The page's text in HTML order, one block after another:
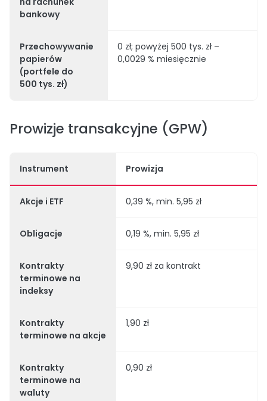
bankowy
Przechowywanie
papierów
(portfele do
500 tys. zł)
0 zł; powyżej 500 tys. zł –
0,0029 % miesięcznie
Prowizje transakcyjne (GPW)
Instrument Prowizja
Akcje i ETF 0,39 %, min. 5,95 zł
Obligacje 0,19 %, min. 5,95 zł
Kontrakty
terminowe na
indeksy
9,90 zł za kontrakt
Kontrakty
terminowe na akcje
1,90 zł
Kontrakty
terminowe na
waluty
0,90 zł